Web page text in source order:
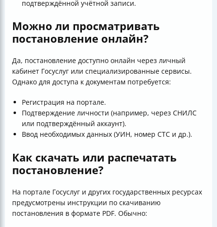
подтверждённой учётной записи.
Можно ли просматривать
постановление онлайн?
Да, постановление доступно онлайн через личный
кабинет Госуслуг или специализированные сервисы.
Однако для доступа к документам потребуется:
Регистрация на портале.
Подтверждение личности (например, через СНИЛС
или подтверждённый аккаунт).
Ввод необходимых данных (УИН, номер СТС и др.).
Как скачать или распечатать
постановление?
На портале Госуслуг и других государственных ресурсах
предусмотрены инструкции по скачиванию
постановления в формате PDF. Обычно: